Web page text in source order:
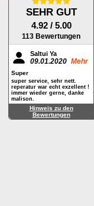
SEHR GUT
4.92 / 5.00
113 Bewertungen
Saltui Ya
09.01.2020 Mehr
Super
super service, sehr nett.
reperatur war echt exzellent !
immer wieder gerne, danke
malison.
Hinweis zu den
Bewertungen